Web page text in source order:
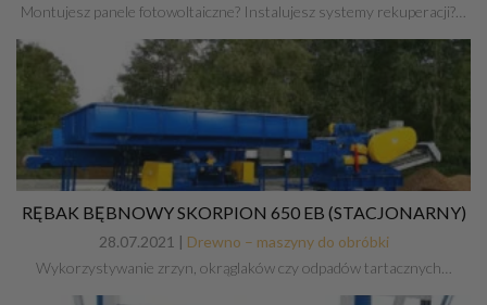
Montujesz panele fotowoltaiczne? Instalujesz systemy rekuperacji?…
RĘBAK BĘBNOWY SKORPION 650 EB (STACJONARNY)
28.07.2021 | Drewno – maszyny do obróbki
Wykorzystywanie zrzyn, okrąglaków czy odpadów tartacznych…